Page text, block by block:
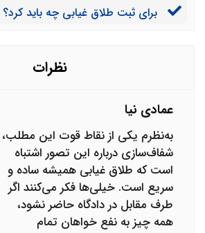
زوج یا زوجه این حق از بین خواهد رفت؟
برای ثبت طلاق غیابی چه باید کرد؟
نظرات
عمادی نیا
به‌نظرم یکی از نقاط قوت این مطلب،
شفاف‌سازی درباره این تصور اشتباه
است که طلاق غیابی همیشه ساده و
سریع است. خیلی‌ها فکر می‌کنند اگر
طرف مقابل در دادگاه حاضر نشود،
همه چیز به نفع خواهان تمام